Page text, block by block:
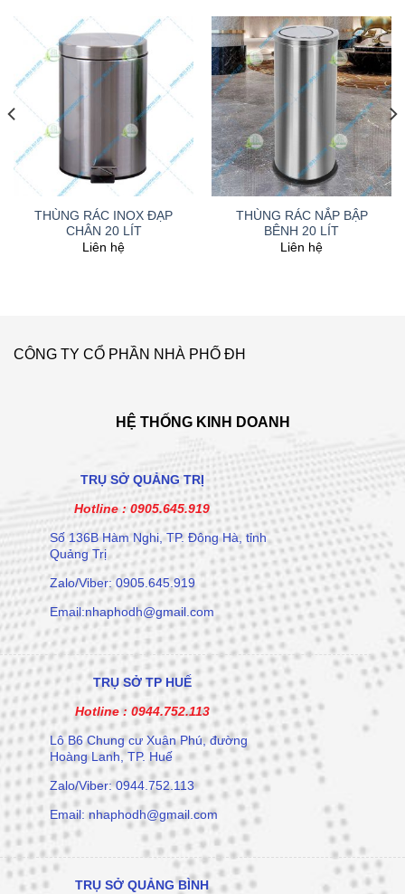
THÙNG RÁC INOX ĐẠP
CHÂN 20 LÍT
Liên hệ
THÙNG RÁC NẮP BẬP
BÊNH 20 LÍT
Liên hệ
CÔNG TY CỔ PHẦN NHÀ PHỐ ĐH
HỆ THỐNG KINH DOANH
TRỤ SỞ QUẢNG TRỊ
Hotline : 0905.645.919
Số 136B Hàm Nghi, TP. Đông Hà, tỉnh
Quảng Trị
Zalo/Viber: 0905.645.919
Email:nhaphodh@gmail.com
TRỤ SỞ TP HUẾ
Hotline : 0944.752.113
Lô B6 Chung cư Xuân Phú, đường
Hoàng Lanh, TP. Huế
Zalo/Viber: 0944.752.113
Email: nhaphodh@gmail.com
TRỤ SỞ QUẢNG BÌNH